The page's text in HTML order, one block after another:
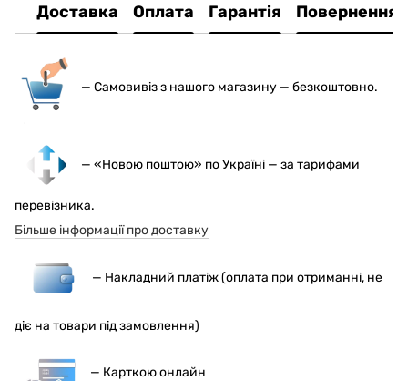
Доставка Оплата Гарантія Повернення
— Самовивіз з нашого магазину — безкоштовно.
— «Новою поштою» по Україні — за тарифами
перевізника.
Більше інформації про доставку
— Накладний платіж (оплата при отриманні, не
діє на товари під замовлення)
— Карткою онлайн